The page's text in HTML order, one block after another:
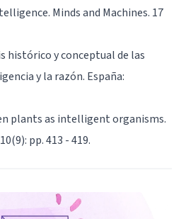
Minds and Machines. 17
histórico y conceptual de las
y la razón. España:
plants as intelligent organisms.
pp. 413 - 419.